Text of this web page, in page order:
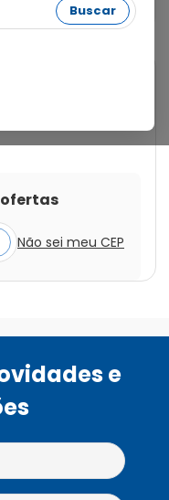
Buscar
ofertas
Não sei meu CEP
e